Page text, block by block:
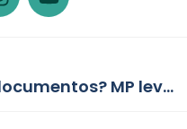
Quer resolver pendências e tirar documentos? MP leva atendimentos a Porto Velho e Candeias